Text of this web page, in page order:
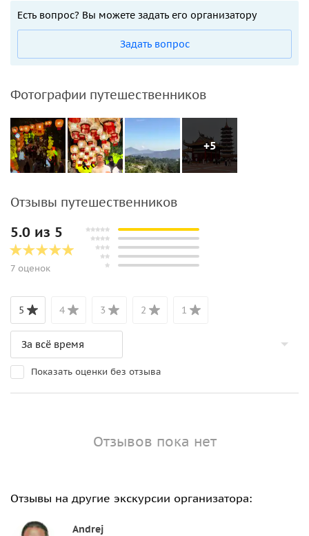
Есть вопрос? Вы можете задать его организатору
Задать вопрос
Фотографии путешественников
+5
Отзывы путешественников
5.0 из 5
7 оценок
5 4 3 2 1
Показать оценки без отзыва
Отзывов пока нет
Отзывы на другие экскурсии организатора:
Andrej